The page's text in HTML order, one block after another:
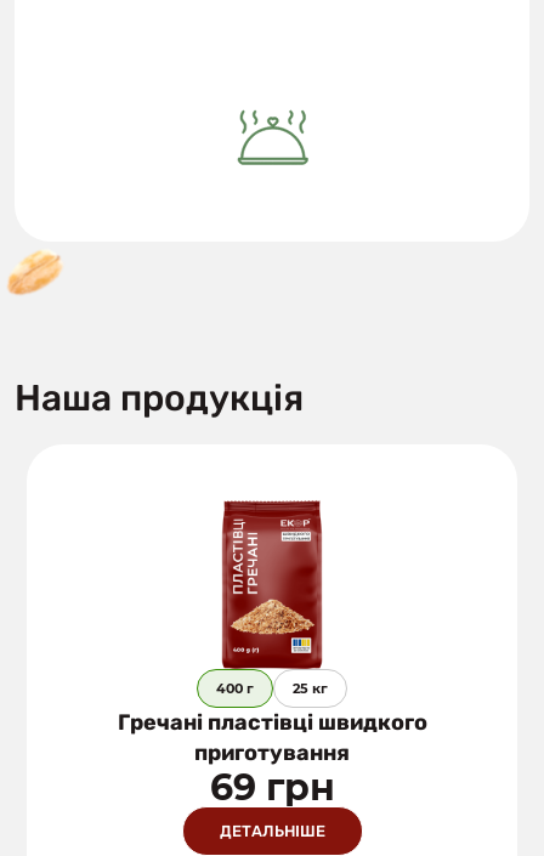
Наша продукція
400 г 25 кг
Гречані пластівці швидкого
приготування
69 грн
ДЕТАЛЬНІШЕ